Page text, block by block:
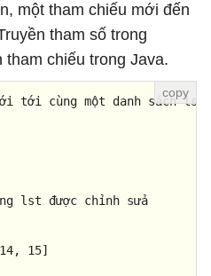
một tham chiếu mới đến
tham số trong
chiếu trong Java.
tới cùng một danh sách lst
lst được chỉnh sửa
14, 15]